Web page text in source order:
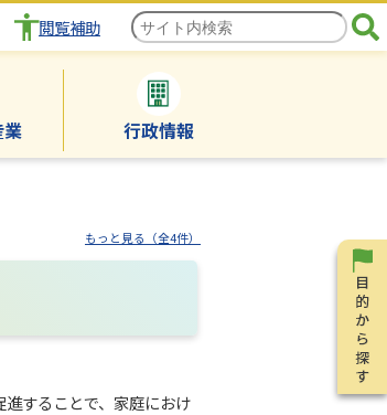
閲覧補助
業 行政情報
もっと見る（全4件）
することで、家庭におけ